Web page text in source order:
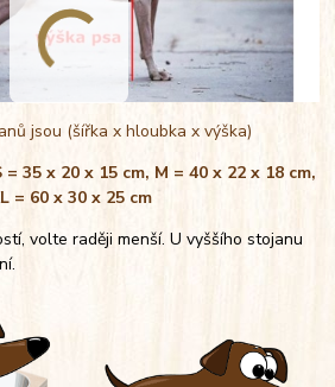
jsou (šířka x hloubka x výška)
= 35 x 20 x 15 cm, M = 40 x 22 x 18 cm,
= 60 x 30 x 25 cm
volte raději menší. U vyššího stojanu